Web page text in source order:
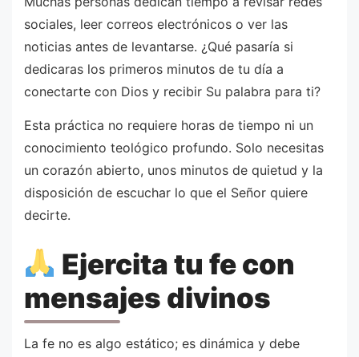
sociales, leer correos electrónicos o ver las
noticias antes de levantarse. ¿Qué pasaría si
dedicaras los primeros minutos de tu día a
conectarte con Dios y recibir Su palabra para ti?
Esta práctica no requiere horas de tiempo ni un
conocimiento teológico profundo. Solo necesitas
un corazón abierto, unos minutos de quietud y la
disposición de escuchar lo que el Señor quiere
decirte.
Ejercita tu fe con
mensajes divinos
La fe no es algo estático; es dinámica y debe